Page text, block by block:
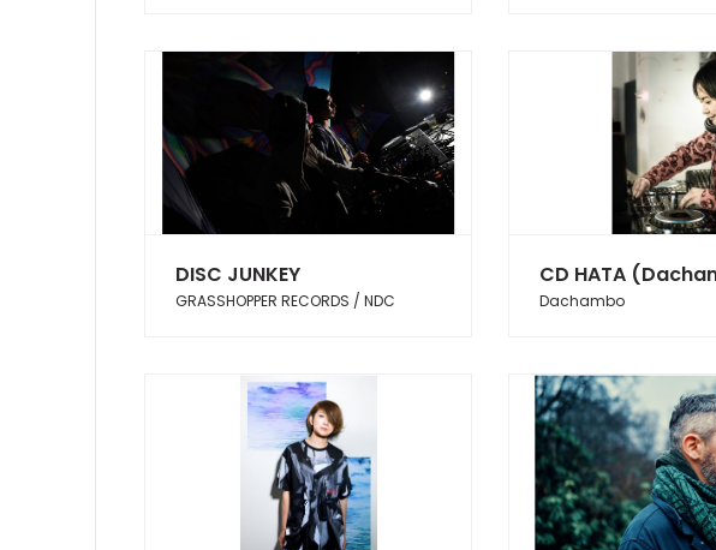
DISC JUNKEY
GRASSHOPPER RECORDS / NDC
CD HATA
Dachambo